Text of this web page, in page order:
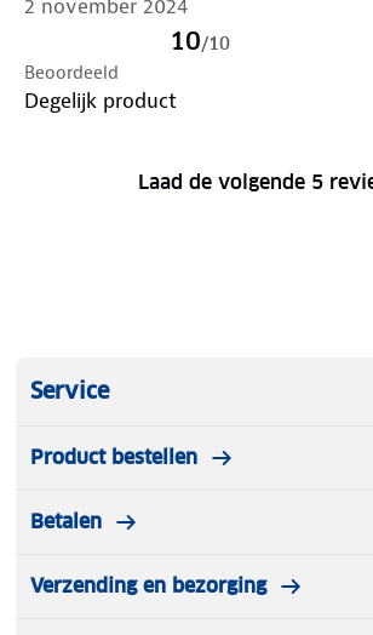
2 november 2024
10/10
Beoordeeld
Degelijk product
Laad de volgende 5
Service
Product bestellen
Betalen
Verzending en bezorging